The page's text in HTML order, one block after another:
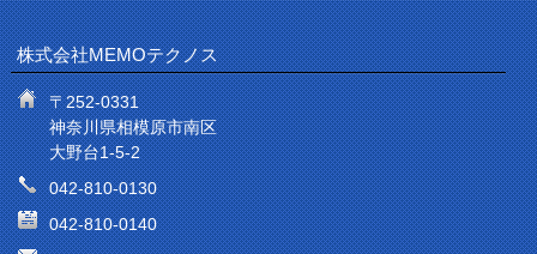
株式会社MEMOテクノス
〒252-0331
神奈川県相模原市南区
大野台1-5-2
042-810-0130
042-810-0140